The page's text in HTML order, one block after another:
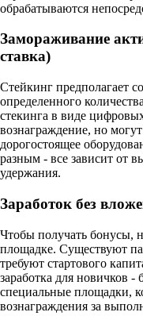
обрабатываются
Замораживание
ставка)
Стейкинг предполагает
определенного
стекинга в виде
вознаграждение, но
дорогостоящее
разным - все зависит от
удержания.
Заработок без
Чтобы получать бонусы,
площадке. Существуют
требуют стартового
заработка для новичков
специальные площадки,
вознаграждения за